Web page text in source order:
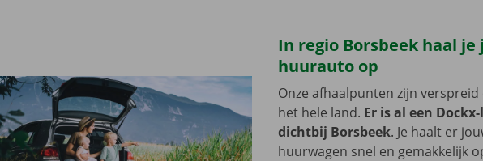
In regio Borsbeek haal je
huurauto op
Onze afhaalpunten zijn verspreid
het hele land. Er is al een
dichtbij Borsbeek. Je haalt er
huurwagen snel en gemakkelijk